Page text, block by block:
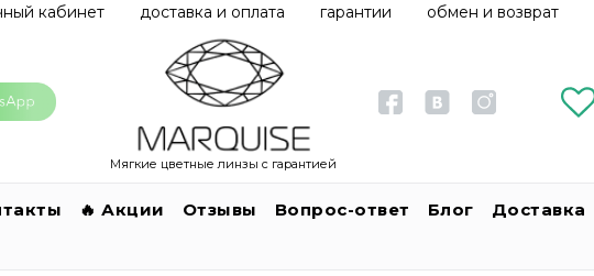
кабинет доставка и оплата гарантии обмен и возврат
Мягкие цветные линзы с гарантией
🔥 Акции Отзывы Вопрос-ответ Блог
Доставка